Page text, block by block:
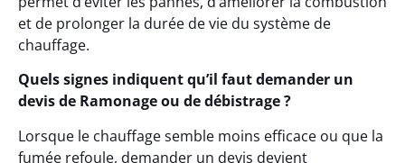
et de prolonger la durée de vie du système de
chauffage.
Quels signes indiquent qu’il faut demander un
devis de Ramonage ou de débistrage ?
Lorsque le chauffage semble moins efficace ou que la
fumée refoule, demander un devis devient